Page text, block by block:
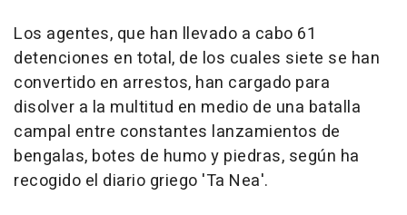
Los agentes, que han llevado a cabo 61
detenciones en total, de los cuales siete se han
convertido en arrestos, han cargado para
disolver a la multitud en medio de una batalla
campal entre constantes lanzamientos de
bengalas, botes de humo y piedras, según ha
recogido el diario griego 'Ta Nea'.